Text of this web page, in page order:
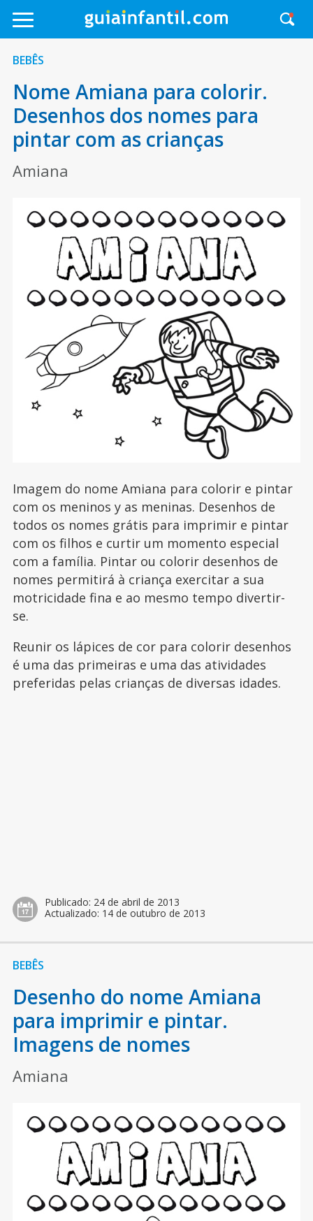
BEBÊS
Nome Amiana para colorir.
Desenhos dos nomes para
pintar com as crianças
Amiana
Imagem do nome Amiana para colorir e pintar
com os meninos y as meninas. Desenhos de
todos os nomes grátis para imprimir e pintar
com os filhos e curtir um momento especial
com a família. Pintar ou colorir desenhos de
nomes permitirá à criança exercitar a sua
motricidade fina e ao mesmo tempo divertir-
se.
Reunir os lápices de cor para colorir desenhos
é uma das primeiras e uma das atividades
preferidas pelas crianças de diversas idades.
Publicado: 24 de abril de 2013
Actualizado: 14 de outubro de 2013
BEBÊS
Desenho do nome Amiana
para imprimir e pintar.
Imagens de nomes
Amiana